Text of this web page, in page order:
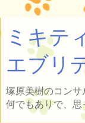
ミキテ
エブリ
塚原美樹のコンサ
何でもありで、